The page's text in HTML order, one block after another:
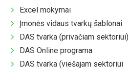
Excel mokymai
Įmonės vidaus tvarkų šablonai
DAS tvarka (privačiam sektoriui)
DAS Online programa
DAS tvarka (viešajam sektoriui